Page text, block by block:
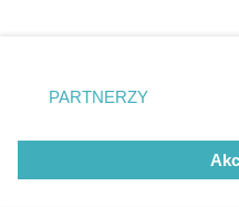
Gliwice
zmienić/wycofać klikając
znajdujący się w lewym
rodzaje przetwarzania
użytkownika, ale masz
przetwarzaniu. Preferencje
PARTNERZY